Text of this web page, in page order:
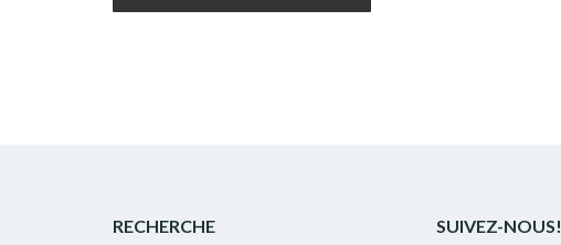
RECHERCHE SUIVEZ-NOUS!